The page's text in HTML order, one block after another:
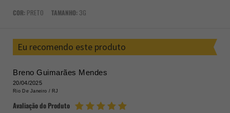
COR: PRETO TAMANHO: 3G
Eu recomendo este produto
Breno Guimarães Mendes
20/04/2025
Rio De Janeiro / RJ
Avaliação do Produto